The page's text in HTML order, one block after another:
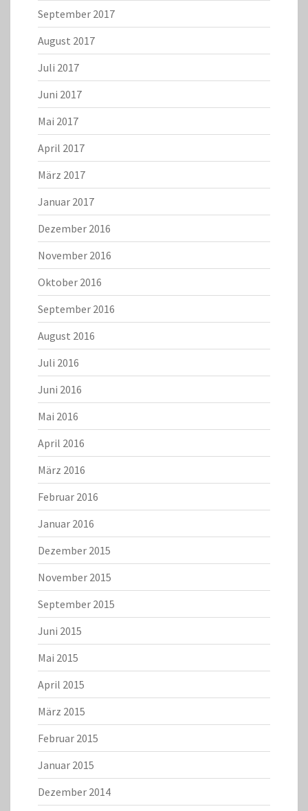
September 2017
August 2017
Juli 2017
Juni 2017
Mai 2017
April 2017
März 2017
Januar 2017
Dezember 2016
November 2016
Oktober 2016
September 2016
August 2016
Juli 2016
Juni 2016
Mai 2016
April 2016
März 2016
Februar 2016
Januar 2016
Dezember 2015
November 2015
September 2015
Juni 2015
Mai 2015
April 2015
März 2015
Februar 2015
Januar 2015
Dezember 2014